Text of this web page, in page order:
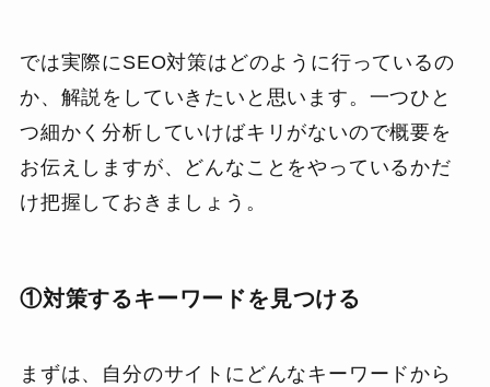
では実際にSEO対策はどのように行っているの
か、解説をしていきたいと思います。一つひと
つ細かく分析していけばキリがないので概要を
お伝えしますが、どんなことをやっているかだ
け把握しておきましょう。
①対策するキーワードを見つける
まずは、自分のサイトにどんなキーワードから